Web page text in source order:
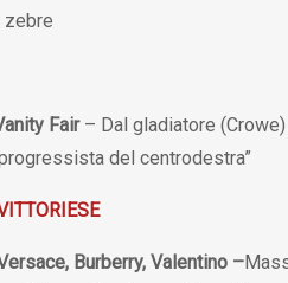
zebre
Fair– Dal gladiatore
del centrodestra”
Burberry, Valentino –